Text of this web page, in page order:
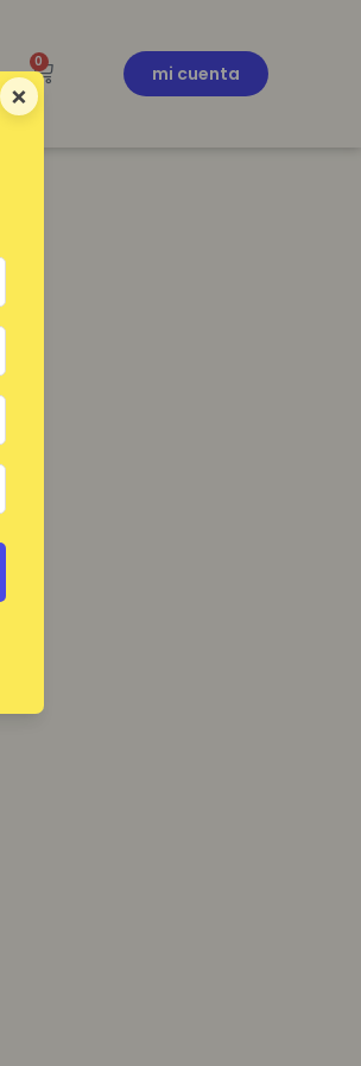
×
0
mi cuenta